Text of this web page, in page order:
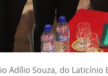
Adílio Souza, do Laticínio